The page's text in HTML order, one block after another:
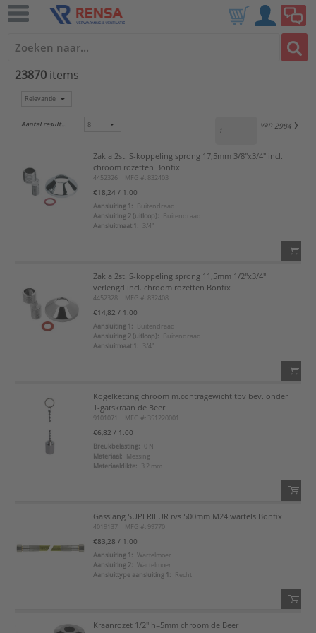
23870 items
Aantal resultaten: van 2984
Zak a 2st. S-koppeling sprong 17,5mm 3/8"x3/4" incl.
chroom rozetten Bonfix
4452326 MFG #: 832403
€18,24 / 1.00
Aansluiting 1:
Buitendraad
Aansluiting 2 (uitloop):
Buitendraad
Aansluitmaat 1:
3/4"
Voeg toe aan favorietenlijst
Zak a 2st. S-koppeling sprong 11,5mm 1/2"x3/4"
verlengd incl. chroom rozetten Bonfix
4452328 MFG #: 832408
€14,82 / 1.00
Aansluiting 1:
Buitendraad
Aansluiting 2 (uitloop):
Buitendraad
Aansluitmaat 1:
3/4"
Voeg toe aan favorietenlijst
Kogelketting chroom m.contragewicht tbv bev. onder
1-gatskraan de Beer
9101071 MFG #: 351220001
€6,82 / 1.00
Breukbelasting:
0 N
Materiaal:
Messing
Materiaaldikte:
3,2 mm
Voeg toe aan favorietenlijst
Gasslang SUPERIEUR rvs 500mm M24 wartels Bonfix
4019137 MFG #: 99770
€83,28 / 1.00
Aansluiting 1: Wartelmoer
Aansluiting 2: Wartelmoer
Aansluittype aansluiting 1:
Recht
Kraanrozet 1/2" h=5mm chroom de Beer